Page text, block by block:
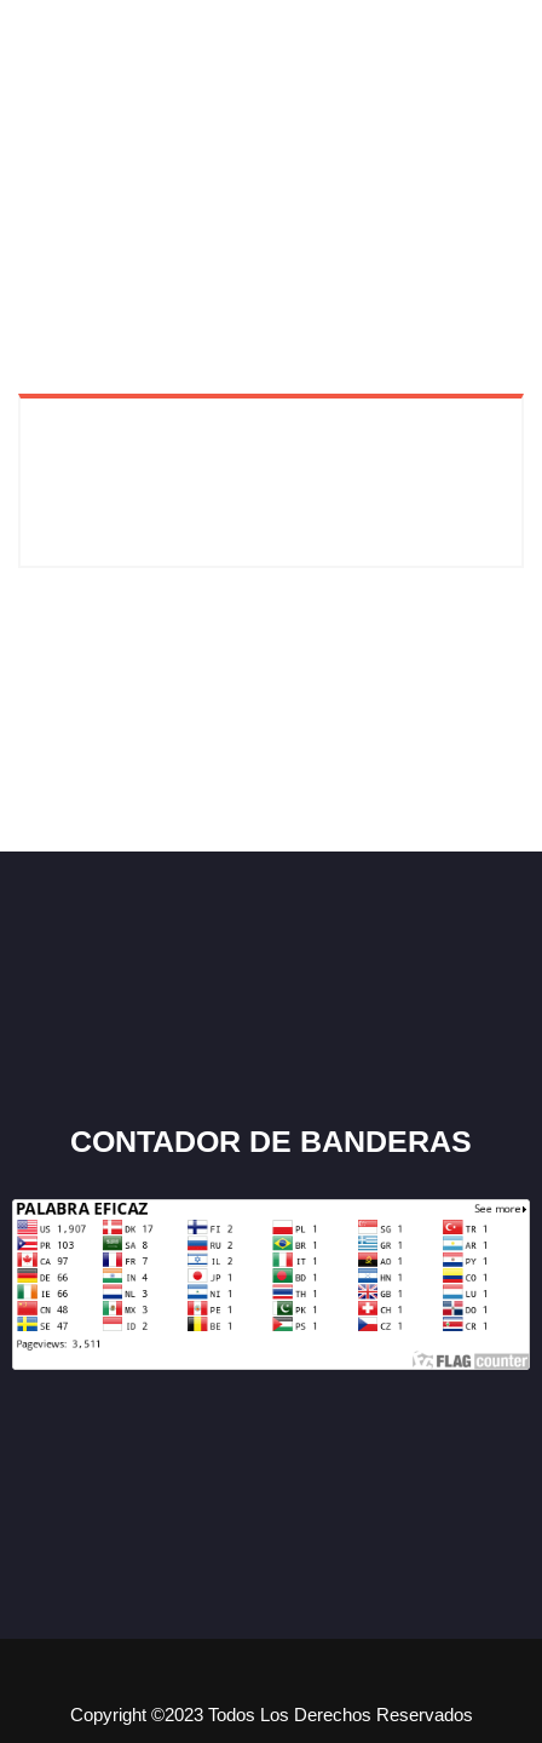
CONTADOR DE BANDERAS
Copyright ©2023 Todos Los Derechos Reservados